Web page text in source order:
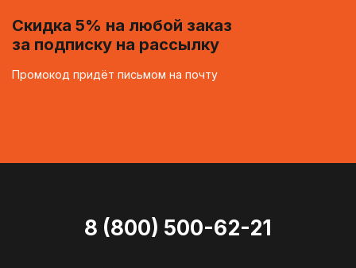
Скидка 5% на любой заказ
за подписку на рассылку
Промокод придёт письмом на почту
8 (800) 500-62-21